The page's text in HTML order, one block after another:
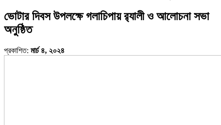
ভোটার দিবস উপলক্ষে গলাচিপায় র‍্যালী ও আলোচনা সভা
অনুষ্ঠিত
প্রকাশিত: মার্চ ৪, ২০২৪